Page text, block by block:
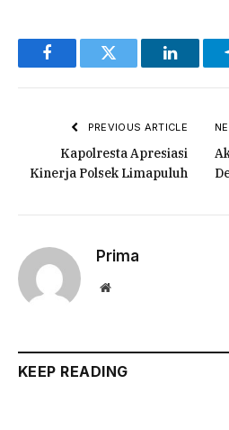
FacebookTwitter LinkedIn
PREVIOUS ARTICLE
Kapolresta Apresiasi
Kinerja Polsek Limapuluh
Prima
Website
KEEP READING